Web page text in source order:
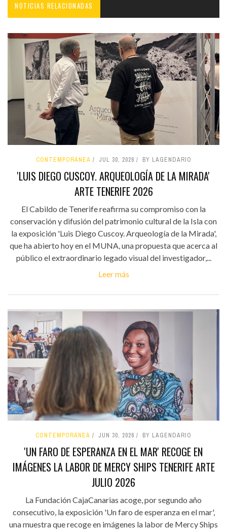
NOTICIAS RELACIONADAS
CONTEMPORÁNEA JUL 30, 2026 BY LAGENDARIO
'LUIS DIEGO CUSCOY. ARQUEOLOGÍA DE LA MIRADA'
ARTE TENERIFE 2026
El Cabildo de Tenerife reafirma su compromiso con la
conservación y difusión del patrimonio cultural de la Isla con
la exposición 'Luis Diego Cuscoy. Arqueología de la Mirada',
que ha abierto hoy en el MUNA, una propuesta que acerca al
público el extraordinario legado visual del investigador,...
Leer más
CONTEMPORÁNEA JUN 30, 2026 BY LAGENDARIO
'UN FARO DE ESPERANZA EN EL MAR' RECOGE EN
IMÁGENES LA LABOR DE MERCY SHIPS TENERIFE ARTE
JULIO 2026
La Fundación CajaCanarias acoge, por segundo año
consecutivo, la exposición 'Un faro de esperanza en el mar',
una muestra que recoge en imágenes la labor de Mercy Ships